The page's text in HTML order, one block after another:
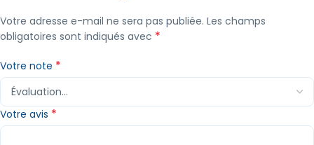
Votre adresse e-mail ne sera pas publiée. Les champs
obligatoires sont indiqués avec *
Votre note *
Votre avis *